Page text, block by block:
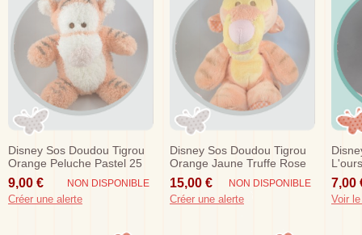
Disney Sos Doudou Tigrou
Orange Peluche Pastel 25
Cm
9,00 € NON DISPONIBLE
Créer une alerte
Disney Sos Doudou Tigrou
Orange Jaune Truffe Rose
Nicotoy 26 Cm Vichy
15,00 € NON DISPONIBLE
Créer une alerte
7,00
Voir